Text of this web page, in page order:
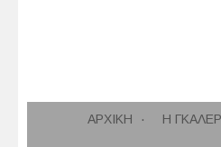
ΑΡΧΙΚΗ Η